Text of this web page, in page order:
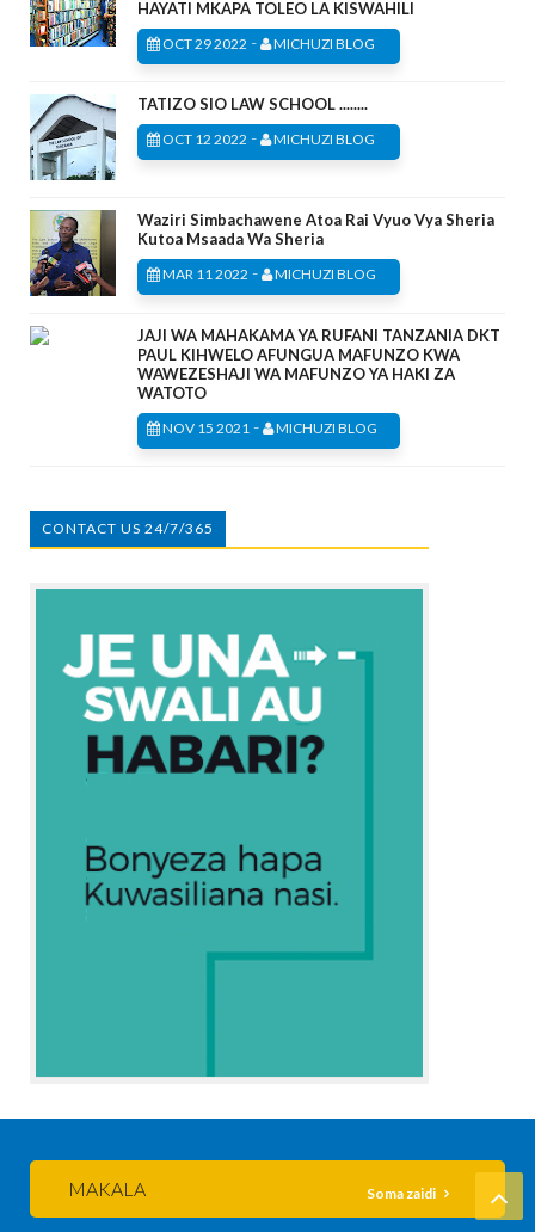
HAYATI MKAPA TOLEO LA KISWAHILI
OCT 29 2022 - MICHUZI BLOG
TATIZO SIO LAW SCHOOL ........
OCT 12 2022 - MICHUZI BLOG
Waziri Simbachawene Atoa Rai Vyuo Vya Sheria
Kutoa Msaada Wa Sheria
MAR 11 2022 - MICHUZI BLOG
JAJI WA MAHAKAMA YA RUFANI TANZANIA DKT
PAUL KIHWELO AFUNGUA MAFUNZO KWA
WAWEZESHAJI WA MAFUNZO YA HAKI ZA
WATOTO
NOV 15 2021 - MICHUZI BLOG
CONTACT US 24/7/365
MAKALA Soma zaidi